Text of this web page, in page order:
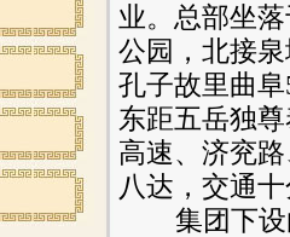
业。总部坐
公园，北接
孔子故里曲
东距五岳独
高速、济兖
八达，交通
集团下